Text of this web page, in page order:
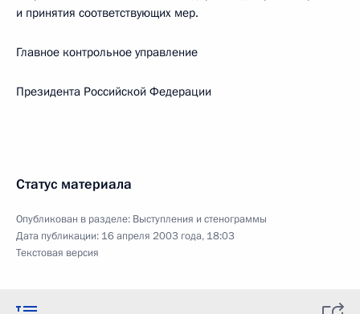
и принятия соответствующих мер.
Главное контрольное управление
Президента Российской Федерации
Статус материала
Опубликован в разделе: Выступления и стенограммы
Дата публикации: 16 апреля 2003 года, 18:03
Текстовая версия